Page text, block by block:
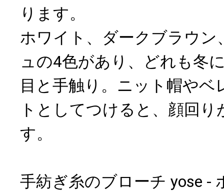
ります。
ホワイト、ダークブラウン
ュの4色があり、どれも冬
目と手触り。ニット帽やベ
トとしてつけると、顔回
す。
手紡ぎ糸のブローチ yose -